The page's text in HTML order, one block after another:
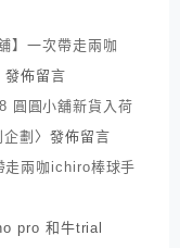
】一次帶走兩咖
發佈留言
圓圓小舖新貨入荷
劃 〉發佈留言
走兩咖ichiro棒球手
pro 和牛trial